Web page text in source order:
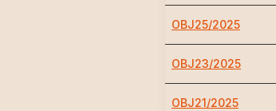
OBJ25/2025
OBJ23/2025
OBJ21/2025